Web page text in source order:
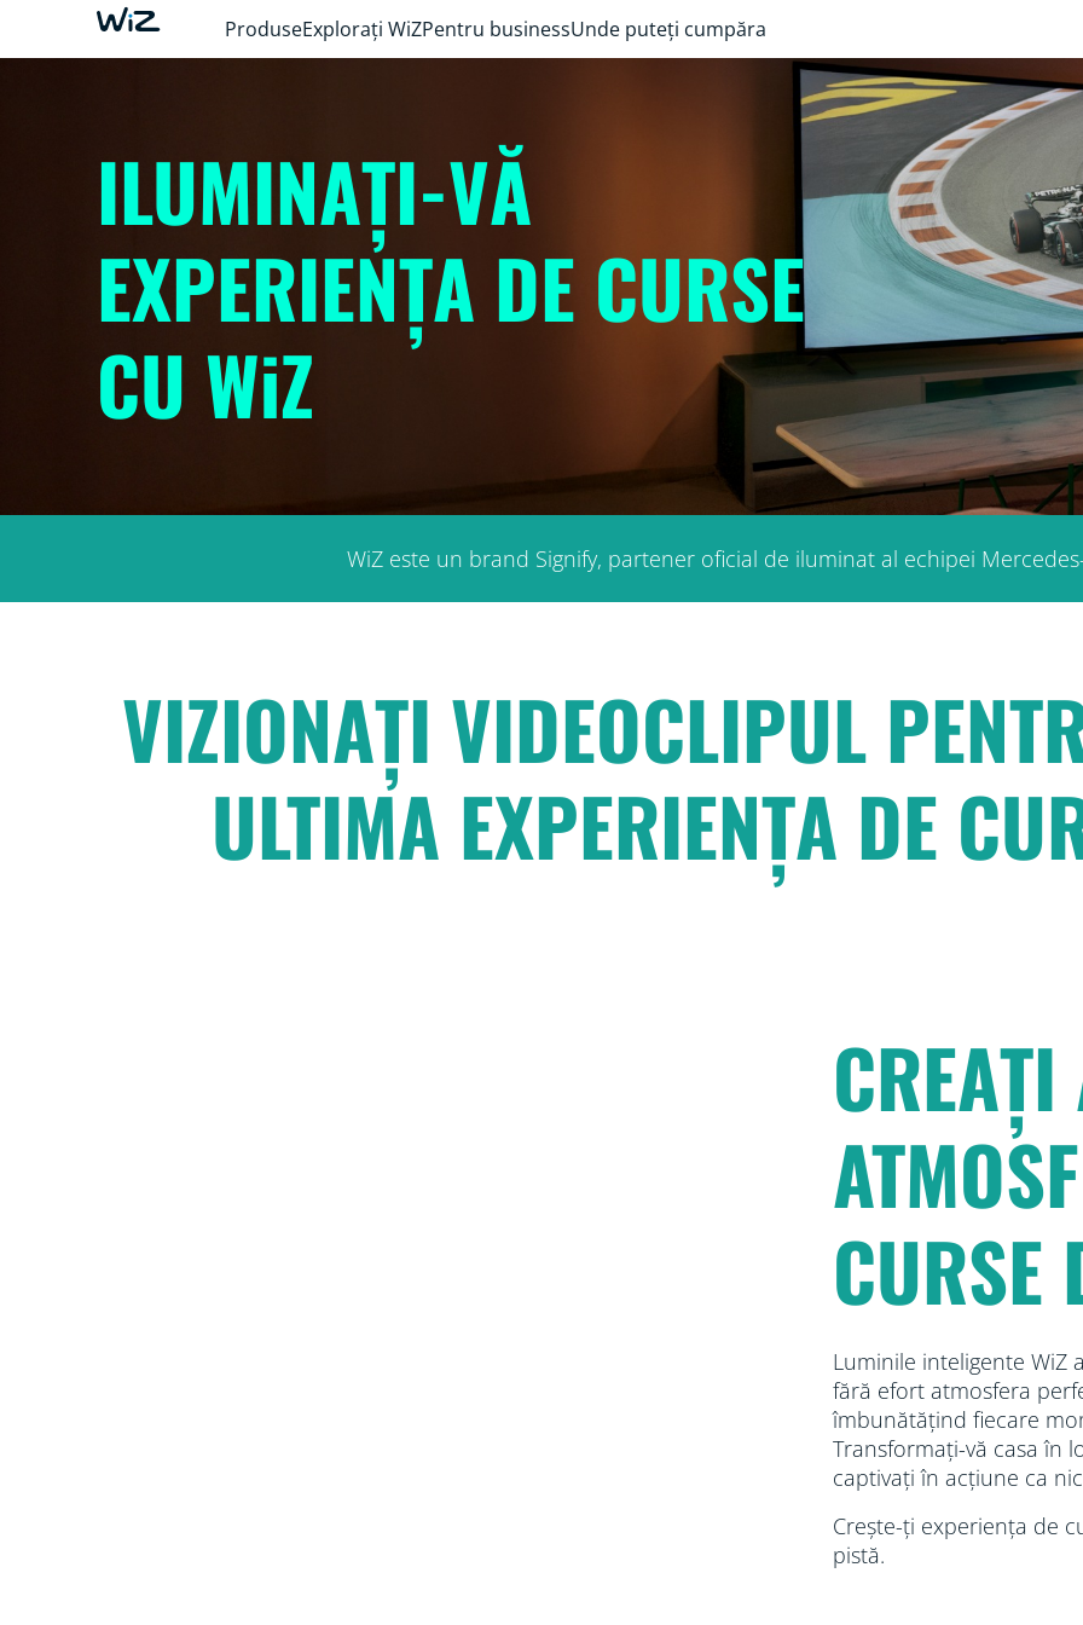
ProduseExplorați WiZPentru businessUnde puteți cumpăra
ILUMINAȚI-VĂ
EXPERIENȚA DE CURSE
CU WiZ
WiZ este un brand Signify, partener oficial de iluminat al echipei Mercedes-
VIZIONAȚI VIDEOCLIPUL
ULTIMA EXPERIENȚA DE
CURSE
Luminile inteligente WiZ
fără efort atmosfera
îmbunătățind fiecare
Transformați-vă casa în
captivați în acțiune ca
Crește-ți experiența de
pistă.